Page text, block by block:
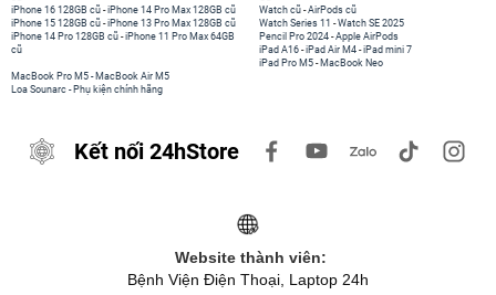
iPhone 16 128GB cũ -iPhone 14 Pro Max 128GB cũ
iPhone 15 128GB cũ -iPhone 13 Pro Max 128GB cũ
iPhone 14 Pro 128GB cũ -iPhone 11 Pro Max 64GB
cũ
Watch cũ -AirPods cũ
Watch Series 11 -Watch SE 2025
Pencil Pro 2024 -Apple AirPods
iPad A16 -iPad Air M4 -iPad mini 7
iPad Pro M5 - MacBook Neo
MacBook Pro M5 - MacBook Air M5
Loa Sounarc - Phụ kiện chính hãng
Kết nối 24hStore
Website thành viên:
Bệnh Viện Điện Thoại, Laptop 24h